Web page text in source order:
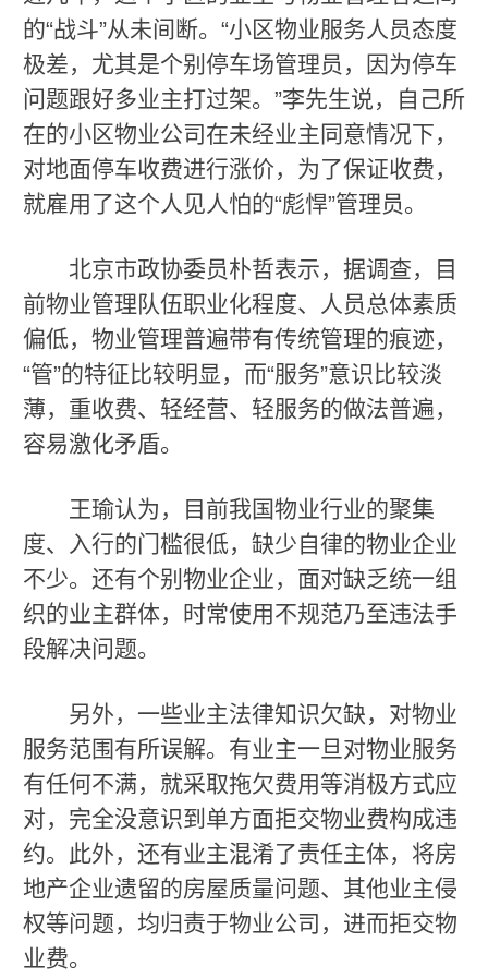
的“战斗”从未间断。“小区物业服务人员态度
极差，尤其是个别停车场管理员，因为停车
问题跟好多业主打过架。”李先生说，自己所
在的小区物业公司在未经业主同意情况下，
对地面停车收费进行涨价，为了保证收费，
就雇用了这个人见人怕的“彪悍”管理员。
北京市政协委员朴哲表示，据调查，目
前物业管理队伍职业化程度、人员总体素质
偏低，物业管理普遍带有传统管理的痕迹，
“管”的特征比较明显，而“服务”意识比较淡
薄，重收费、轻经营、轻服务的做法普遍，
容易激化矛盾。
王瑜认为，目前我国物业行业的聚集
度、入行的门槛很低，缺少自律的物业企业
不少。还有个别物业企业，面对缺乏统一组
织的业主群体，时常使用不规范乃至违法手
段解决问题。
另外，一些业主法律知识欠缺，对物业
服务范围有所误解。有业主一旦对物业服务
有任何不满，就采取拖欠费用等消极方式应
对，完全没意识到单方面拒交物业费构成违
约。此外，还有业主混淆了责任主体，将房
地产企业遗留的房屋质量问题、其他业主侵
权等问题，均归责于物业公司，进而拒交物
业费。